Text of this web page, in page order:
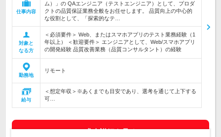
仕事内容
ム）」の QAエンジニア（テストエンジニア）として、プロダ
クトの品質保証業務全般をお任せします。 品質向上の中心的
な役割として、「探索的なテ…
対象と
なる方
＜必須要件＞ Web、またはスマホアプリのテスト業務経験（1
年以上） ＜歓迎要件＞ エンジニアとして、Web/スマホアプリ
の開発経験 品質改善業務（品質コンサルタント）の経験
勤務地
リモート
給与
＜想定年収＞※あくまでも目安であり、選考を通じて上下する
可…
求人詳細を見る